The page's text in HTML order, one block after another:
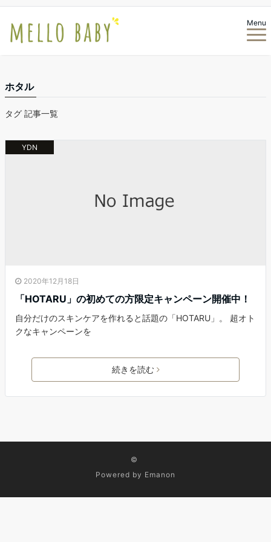
Menu
ホタル
タグ 記事一覧
YDN
2020年12月18日
「HOTARU」の初めての方限定キャンペーン開催中！
自分だけのスキンケアを作れると話題の「HOTARU」。 超オト
クなキャンペーンを
続きを読む
©
Powered by Emanon